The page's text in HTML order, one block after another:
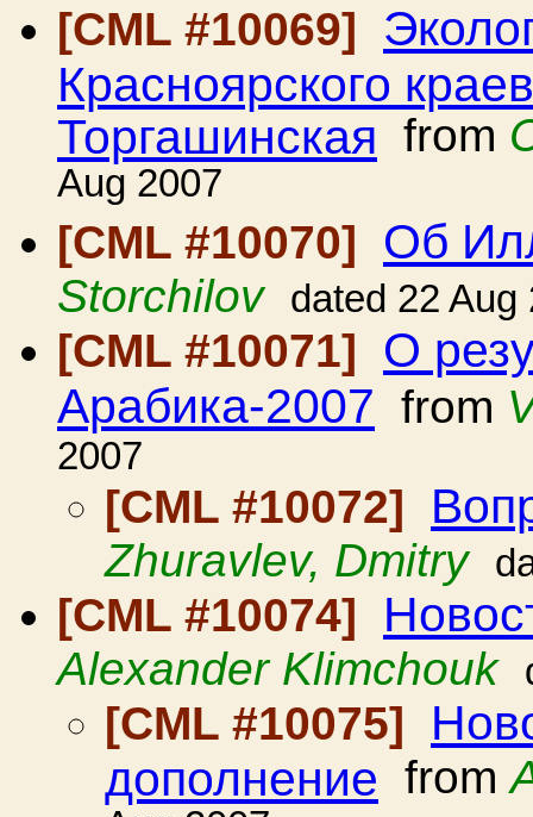
[CML #10069]
Красноярского
Торгашинская from
Aug 2007
[CML #10070]
Об
Storchilov dated 22 Aug
[CML #10071]
О
Арабика-2007 from
2007
[CML #10072]
Zhuravlev, Dmitry
[CML #10074]
Alexander Klimchouk
[CML #10075]
дополнение from